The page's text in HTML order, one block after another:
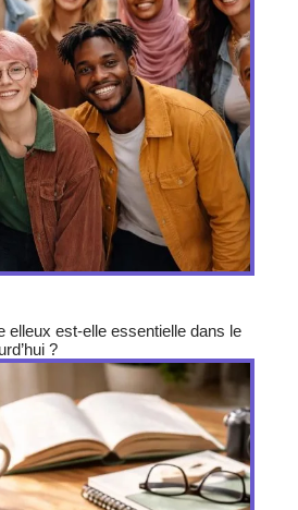
elleux est-elle essentielle dans le
?